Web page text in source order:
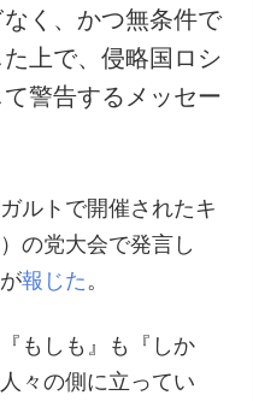
く、かつ無条件で
上で、侵略国ロシ
警告するメッセー
ルトで開催されたキ
の党大会で発言し
報じた。
もしも』も『しか
々の側に立ってい